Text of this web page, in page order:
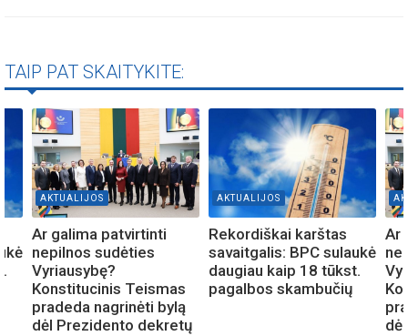
TAIP PAT SKAITYKITE:
AKTUALIJOS
Ar galima patvirtinti
nepilnos sudėties
Vyriausybę?
Konstitucinis Teismas
pradeda nagrinėti bylą
dėl Prezidento dekretų
AKTUALIJOS
Rekordiškai karštas
savaitgalis: BPC sulaukė
daugiau kaip 18 tūkst.
pagalbos skambučių
Ar